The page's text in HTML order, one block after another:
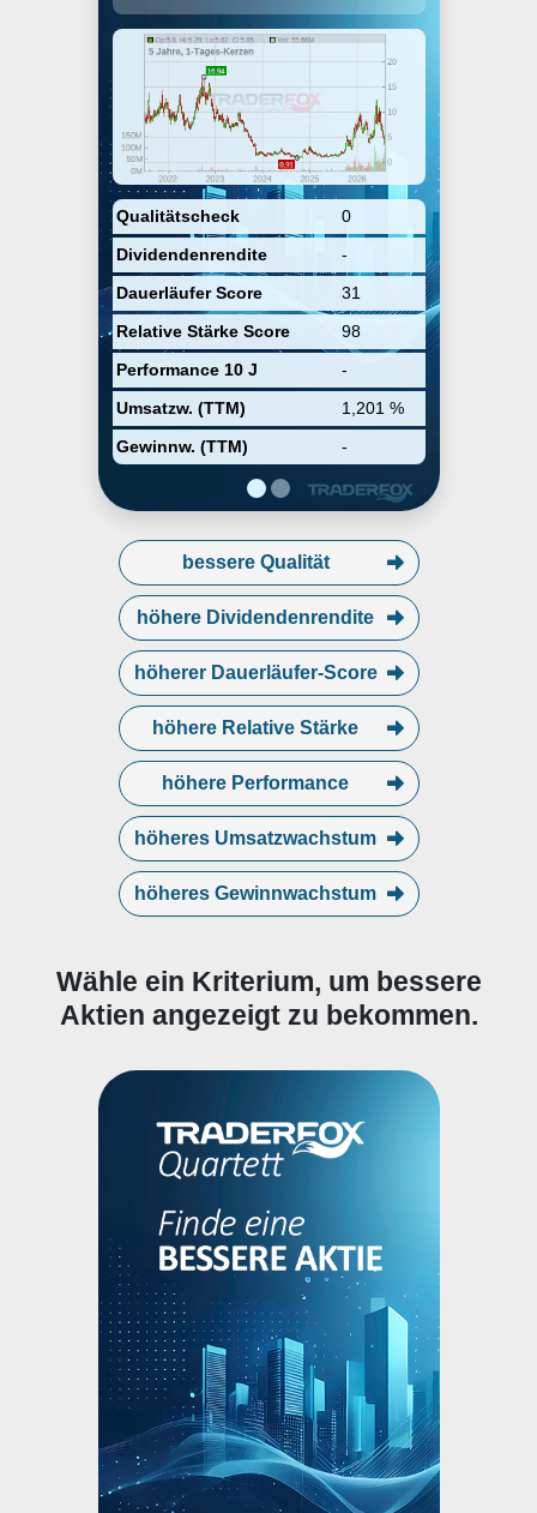
Qualitätscheck
0
Dividendenrendite
-
Dauerläufer Score
31
Relative Stärke Score
98
Performance 10 J
-
Umsatzw. (TTM)
1,201 %
Gewinnw. (TTM)
-
systems and commercial mobility.
The company was founded by
Tom Einar Jensen, Peter Matrai,
and Tore Ivar Slettemoen on
August 31, 2023 and is
headquartered in Austin, TX.
bessere Qualität
höhere Dividendenrendite
höherer Dauerläufer-Score
höhere Relative Stärke
höhere Performance
höheres Umsatzwachstum
höheres Gewinnwachstum
Wähle ein Kriterium, um bessere
Aktien angezeigt zu bekommen.